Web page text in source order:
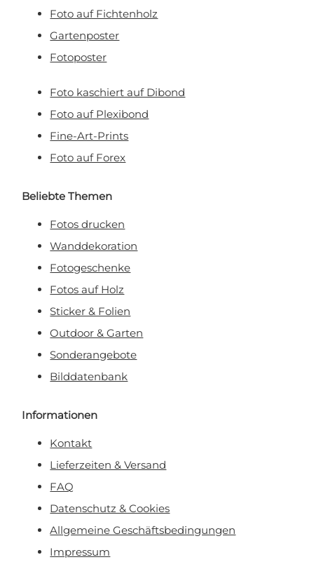
Foto auf Fichtenholz
Gartenposter
Fotoposter
Foto kaschiert auf Dibond
Foto auf Plexibond
Fine-Art-Prints
Foto auf Forex
Beliebte Themen
Fotos drucken
Wanddekoration
Fotogeschenke
Fotos auf Holz
Sticker & Folien
Outdoor & Garten
Sonderangebote
Bilddatenbank
Informationen
Kontakt
Lieferzeiten & Versand
FAQ
Datenschutz & Cookies
Allgemeine Geschäftsbedingungen
Impressum